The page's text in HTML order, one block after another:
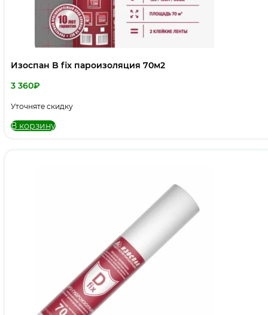
Изоспан B fix пароизоляция 70м2
3 360₽
Уточняте скидку
В корзину